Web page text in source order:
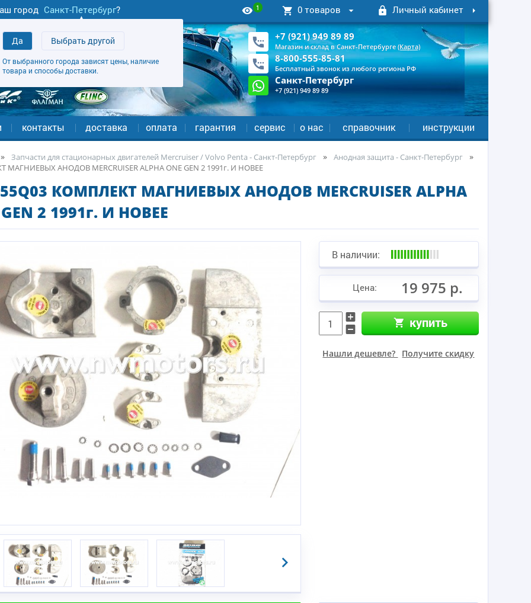
город Санкт-Петербург?
Да Выбрать другой
От выбранного города зависят цены, наличие
товара и способы доставки.
1 0 товаров Личный кабинет
+7 (921) 949 89 89
Магазин и склад в Санкт-Петербурге (Карта)
8-800-555-85-81
Бесплатный звонок из любого региона РФ
Санкт-Петербург
+7 (921) 949 89 89
контакты доставка оплата гарантия сервис о нас справочник инструкции
Запчасти для стационарных двигателей Mercruiser / Volvo Penta - Санкт-Петербург
Анодная защита - Санкт-Петербург
МАГНИЕВЫХ АНОДОВ MERCRUISER ALPHA ONE GEN 2 1991г. И НОВЕЕ
КОМПЛЕКТ МАГНИЕВЫХ АНОДОВ MERCRUISER ALPHA
2 1991г. И НОВЕЕ
В наличии:
Цена: 19 975 р.
купить
Нашли дешевле? Получите скидку